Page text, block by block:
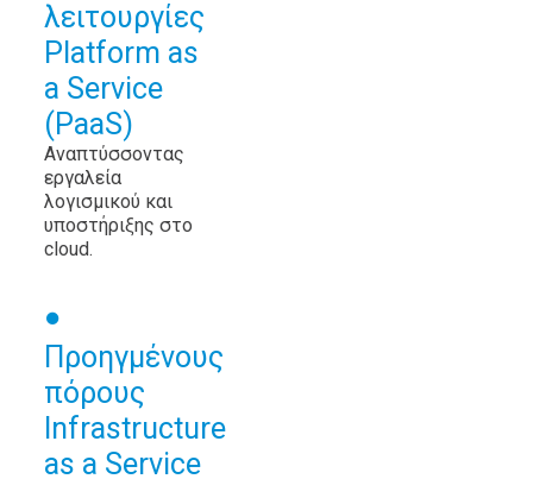
λειτουργίες
Platform as
a Service
(PaaS)
Αναπτύσσοντας
εργαλεία
λογισμικού και
υποστήριξης στο
cloud.
Προηγμένους
πόρους
Infrastructure
as a Service